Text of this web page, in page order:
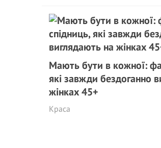
Мають бути в кожної:
які завжди бездоганно
жінках 45+
Краса